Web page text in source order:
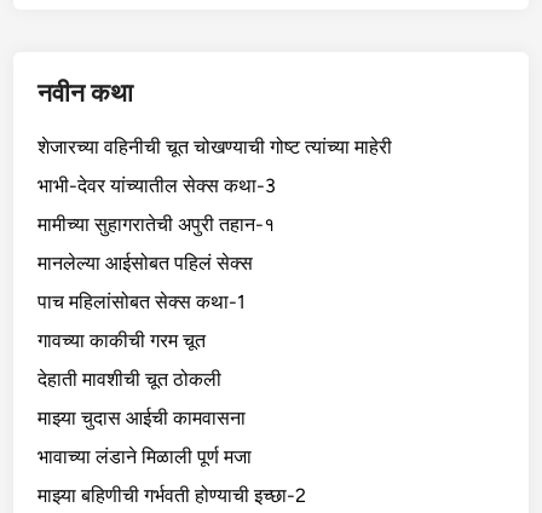
नवीन कथा
शेजारच्या वहिनीची चूत चोखण्याची गोष्ट त्यांच्या माहेरी
भाभी-देवर यांच्यातील सेक्स कथा-3
मामीच्या सुहागरातेची अपुरी तहान-१
मानलेल्या आईसोबत पहिलं सेक्स
पाच महिलांसोबत सेक्स कथा-1
गावच्या काकीची गरम चूत
देहाती मावशीची चूत ठोकली
माझ्या चुदास आईची कामवासना
भावाच्या लंडाने मिळाली पूर्ण मजा
माझ्या बहिणीची गर्भवती होण्याची इच्छा-2